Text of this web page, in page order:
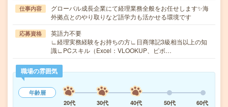
仕事内容
グローバル成長企業にて経理業務全般をお任せします✨海
外拠点とのやり取りなど語学力も活かせる環境です
応募資格
英語力不要
∟経理実務経験をお持ちの方∟日商簿記3級相当以上の知
識∟PCスキル（Excel：VLOOKUP、ピボ…
職場の雰囲気
年齢層
20代
30代 40代 50代
60代